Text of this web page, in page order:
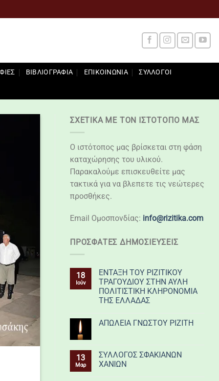
ΒΙΒΛΙΟΓΡΑΦΊΑ ΕΠΙΚΟΙΝΩΝΊΑ ΣΎΛΛΟΓΟΙ
ΣΧΕΤΙΚΆ ΜΕ ΤΟΝ ΙΣΤΌΤΟΠΌ ΜΑΣ
Ο ιστότοπος μας βρίσκεται στη φάση
καταχώρησης του υλικού.
Παρακαλούμε επισκευθείτε μας
τακτικά για να βλεπετε τις νεώτερες
προσθήκες.
Email Ομοσπονδίας: info@rizitika.com
ΠΡΌΣΦΑΤΕΣ ΔΗΜΟΣΙΕΎΣΕΙΣ
18
Ιούν
ΕΝΤΑΞΗ ΤΟΥ ΡΙΖΙΤΙΚΟΥ
ΤΡΑΓΟΥΔΙΟΥ ΣΤΗΝ ΑΥΛΗ
ΠΟΛΙΤΙΣΤΙΚΗ ΚΛΗΡΟΝΟΜΙΑ
ΤΗΣ ΕΛΛΑΔΑΣ
ΑΠΩΛΕΙΑ ΓΝΩΣΤΟΥ ΡΙΖΙΤΗ
13
Μαρ
ΣΥΛΛΟΓΟΣ ΣΦΑΚΙΑΝΩΝ
ΧΑΝΙΩΝ